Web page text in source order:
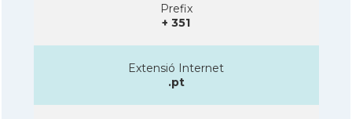
Prefix
+ 351
Extensió Internet
.pt